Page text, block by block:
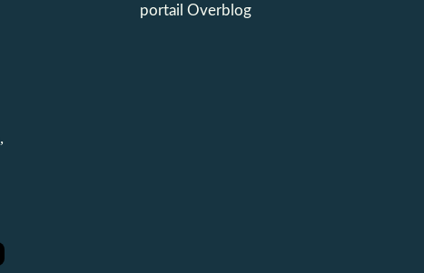
,
portail Overblog